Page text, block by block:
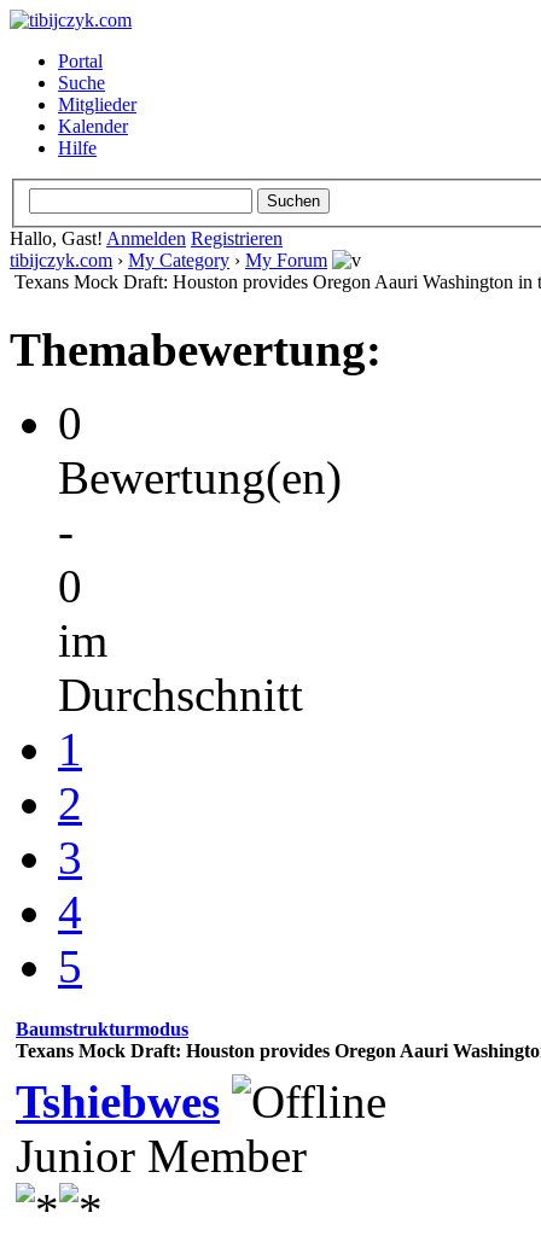
Portal
Suche
Mitglieder
Kalender
Hilfe
Hallo, Gast! Anmelden Registrieren
tibijczyk.com › My Category › My Forum
Texans Mock Draft: Houston provides Oregon Aauri Washington in
Themabewertung:
0
Bewertung(en)
-
0
im
Durchschnitt
1
2
3
4
5
Baumstrukturmodus
Texans Mock Draft: Houston provides Oregon Aauri
Tshiebwes
Junior Member